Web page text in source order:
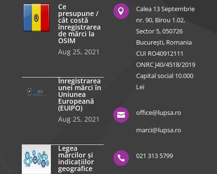
Ce
presupune /
cât costă
înregistrarea
de mărci la
OSIM
Aug 25, 2021
Înregistrarea
unei mărci în
Uniunea
Europeană
(EUIPO)
Aug 25, 2021
Legea
mărcilor și
indicațiilor
geografice

Calea 13 Septembrie
nr. 90, Birou 1.02,
Sector 5, 050726
București, Romania
CUI RO40912111
ONRC J40/4518/2019
Capital social 10.000
Lei

office@lupsa.ro
marci@lupsa.ro
 021 313 5799